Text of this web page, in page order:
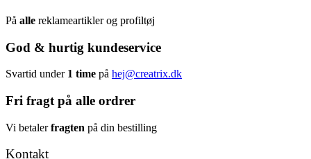
På alle reklameartikler og profiltøj
God & hurtig kundeservice
Svartid under 1 time på hej@creatrix.dk
Fri fragt på alle ordrer
Vi betalerfragten på din bestilling
Kontakt